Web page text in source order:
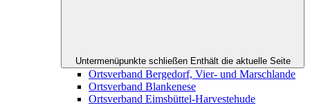
Untermenüpunkte schließen Enthält die aktuelle Seite
Ortsverband Bergedorf, Vier- und Marschlande
Ortsverband Blankenese
Ortsverband Eimsbüttel-Harvestehude